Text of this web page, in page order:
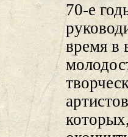
70-е
время в